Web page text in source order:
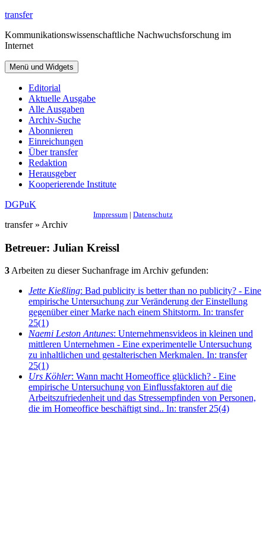
Zum
springen
transfer
Kommunikationswissenschaftliche Nachwuchsforschung im
Internet
Menü und Widgets
Editorial
Aktuelle Ausgabe
Alle Ausgaben
Archiv-Suche
Abonnieren
Einreichungen
Über transfer
Redaktion
Herausgeber
Kooperierende Institute
DGPuK
Impressum | Datenschutz
transfer » Archiv
Betreuer: Julian Kreissl
3Arbeiten zu dieser Suchanfrage im Archiv gefunden:
Jette Kießling: Bad publicity is better than no publicity? - Eine
empirische Untersuchung zur Veränderung der Einstellung
gegenüber einer Marke nach einem Shitstorm. In: transfer
25(1)
Naemi Leston Antunes: Unternehmensvideos in kleinen und
mittleren Unternehmen - Eine experimentelle Untersuchung
zu inhaltlichen und gestalterischen Merkmalen. In: transfer
25(1)
Urs Köhler: Wann macht Homeoffice glücklich? - Eine
empirische Untersuchung von Einflussfaktoren auf die
Arbeitszufriedenheit und das Stressempfinden von Personen,
die im Homeoffice beschäftigt sind.. In: transfer 25(4)